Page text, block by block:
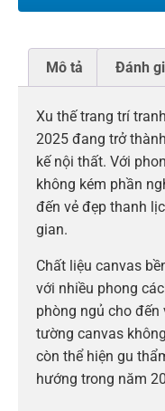
Mô tả Đánh
Xu thế trang trí
2025 đang trở
kế nội thất. Với
không kém phần
đến vẻ đẹp thanh
gian.
Chất liệu canvas
với nhiều phong
phòng ngủ cho đến
tường canvas
còn thể hiện gu
hướng trong năm